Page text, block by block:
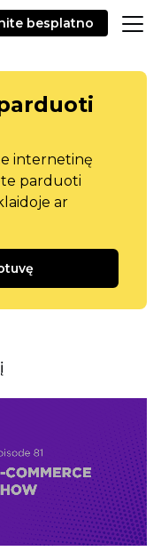
besplatno
internetinę
parduoti
ar